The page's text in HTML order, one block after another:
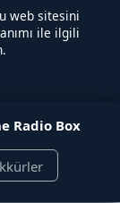
web sitesini
ile ilgili
Radio Box